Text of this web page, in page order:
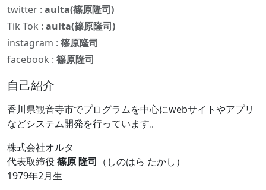
twitter : aulta(篠原隆司)
Tik Tok : aulta(篠原隆司)
instagram : 篠原隆司
facebook : 篠原隆司
自己紹介
香川県観音寺市でプログラムを中心にwebサイトやアプリ
などシステム開発を行っています。
株式会社オルタ
代表取締役 篠原 隆司 （しのはら たかし）
1979年2月生